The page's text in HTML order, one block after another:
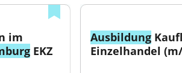
im
EKZ
Ausbildung
Einzelhandel